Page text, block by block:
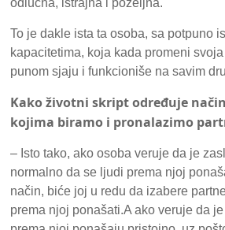
To je dakle ista ta osoba, sa potpuno
kapacitetima, koja kada promeni
punom sjaju i funkcioniše na savim
Kako životni skript određuje
kojima biramo i pronalazimo
– Isto tako, ako osoba veruje da je
normalno da se ljudi prema njoj
način, biće joj u redu da izabere
prema njoj ponašati.A ako veruje da